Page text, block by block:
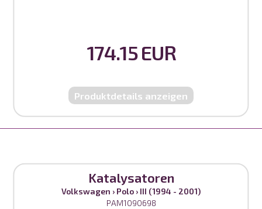
174.15 EUR
Produktdetails anzeigen
Katalysatoren
Volkswagen › Polo › III (1994 - 2001)
PAM1090698